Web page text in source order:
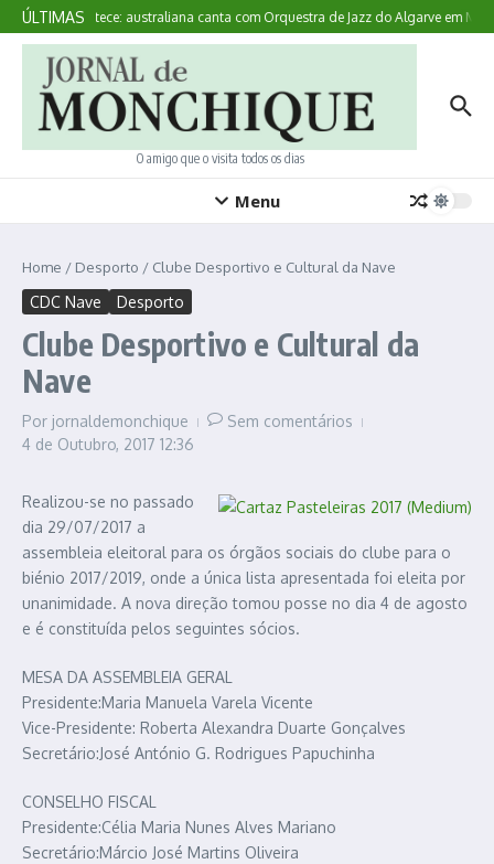
Ir para o conteúdo
ÚLTIMAS
Aqui Acontece: australiana canta com Orquestra de Jazz do Algarve em
O amigo que o visita todos os dias
Menu
Home / Desporto / Clube Desportivo e Cultural da Nave
CDC Nave Desporto
Clube Desportivo e Cultural da
Nave
Por jornaldemonchique
Sem comentários
4 de Outubro, 2017 12:36
Realizou-se no passado
dia 29/07/2017 a
assembleia eleitoral para os órgãos sociais do clube para o
biénio 2017/2019, onde a única lista apresentada foi eleita por
unanimidade. A nova direção tomou posse no dia 4 de agosto
e é constituída pelos seguintes sócios.
MESA DA ASSEMBLEIA GERAL
Presidente:Maria Manuela Varela Vicente
Vice-Presidente: Roberta Alexandra Duarte Gonçalves
Secretário:José António G. Rodrigues Papuchinha
CONSELHO FISCAL
Presidente:Célia Maria Nunes Alves Mariano
Secretário:Márcio José Martins Oliveira